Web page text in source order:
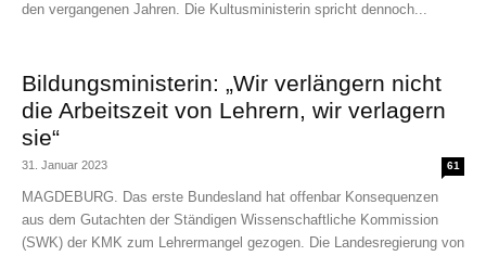
den vergangenen Jahren. Die Kultusministerin spricht dennoch...
Bildungsministerin: „Wir verlängern nicht
die Arbeitszeit von Lehrern, wir verlagern
sie“
31. Januar 2023 61
MAGDEBURG. Das erste Bundesland hat offenbar Konsequenzen
aus dem Gutachten der Ständigen Wissenschaftliche Kommission
(SWK) der KMK zum Lehrermangel gezogen. Die Landesregierung von